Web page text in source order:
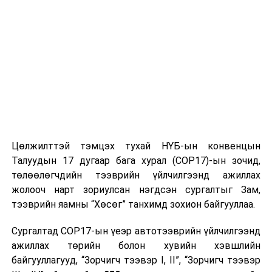
Цөлжилттэй тэмцэх тухай НҮБ-ын конвенцын
Талуудын 17 дугаар бага хурал (COP17)-ын зочид,
төлөөлөгчдийн тээврийн үйлчилгээнд ажиллах
жолооч нарт зориулсан нэгдсэн сургалтыг Зам,
тээврийн яамны “Хөсөг” танхимд зохион байгууллаа.
Сургалтад COP17-ын үеэр автотээврийн үйлчилгээнд
ажиллах төрийн болон хувийн хэвшлийн
байгууллагууд, “Зорчигч тээвэр I, II”, “Зорчигч тээвэр